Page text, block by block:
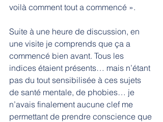
voilà comment tout a commencé ».
Suite à une heure de discussion, en
une visite je comprends que ça a
commencé bien avant. Tous les
indices étaient présents… mais n’étant
pas du tout sensibilisée à ces sujets
de santé mentale, de phobies… je
n’avais finalement aucune clef me
permettant de prendre conscience que